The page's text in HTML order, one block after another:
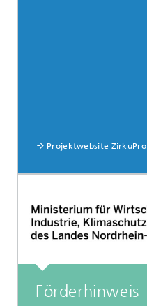
Projektwebsite ZirkuPro
Förderhinweis